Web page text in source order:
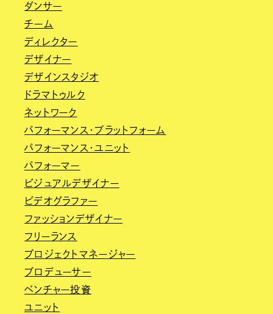
ダンサー
チーム
ディレクター
デザイナー
デザインスタジオ
ドラマトゥルク
ネットワーク
パフォーマンス・プラットフォーム
パフォーマンス・ユニット
パフォーマー
ビジュアルデザイナー
ビデオグラファー
ファッションデザイナー
フリーランス
プロジェクトマネージャー
プロデューサー
ベンチャー投資
ユニット